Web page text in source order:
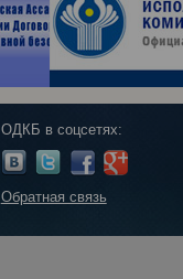
ОДКБ в соцсетях:
Обратная связь